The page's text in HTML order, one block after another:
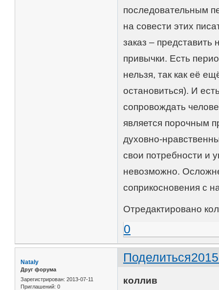
последовательным
на совести этих
заказ –
привычки. Есть
нельзя, так как её
остановиться). И
сопровождать
является порочным
духовно-
свои потребности и
невозможно.
соприкосновения с
Отредактировано
0
Поделиться
Nataly
Друг форума
Зарегистрирован: 2013-07-11
Приглашений: 0
коллив